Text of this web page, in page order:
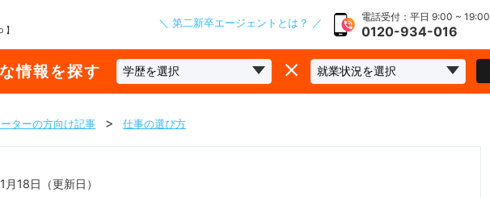
＼ 第二新卒エージェントとは？ ／ 電話受付：平日 9:00 ~ 19:00
0120-934-016
情報を探す
ターの方向け記事 仕事の選び方
月18日（更新日）